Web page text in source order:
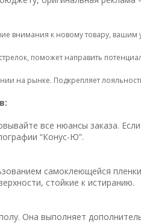
внимания к новому товару, вашим
поможет направить
на рынке. Подкрепляет
все нюансы заказа.
“Конус-Ю”.
самоклеющейся
стойкие к истиранию.
Она выполняет